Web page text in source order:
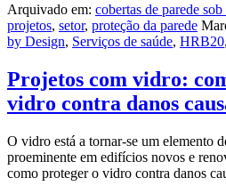
Arquivado em: cobertas de parede
projetos, setor, proteção da parede
by Design, Serviços de saúde, HRB20,
Projetos com vidro:
vidro contra danos
O vidro está a tornar-se um elemento
proeminente em edifícios novos e
como proteger o vidro contra danos